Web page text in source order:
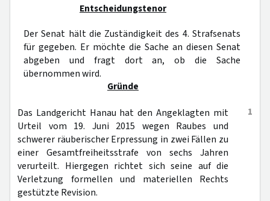
Entscheidungstenor
Der Senat hält die Zuständigkeit des 4. Strafsenats
für gegeben. Er möchte die Sache an diesen Senat
abgeben und fragt dort an, ob die Sache
übernommen wird.
Gründe
1
Das Landgericht Hanau hat den Angeklagten mit
Urteil vom 19. Juni 2015 wegen Raubes und
schwerer räuberischer Erpressung in zwei Fällen zu
einer Gesamtfreiheitsstrafe von sechs Jahren
verurteilt. Hiergegen richtet sich seine auf die
Verletzung formellen und materiellen Rechts
gestützte Revision.